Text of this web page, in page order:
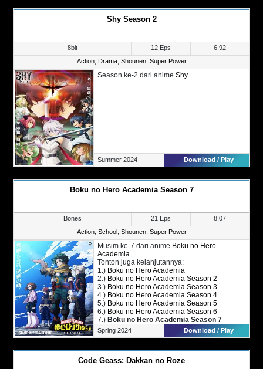
Shy Season 2
8bit 12 Eps
6.92
Action, Drama, Shounen, Super Power
Season ke-2 dari anime Shy.
Summer 2024 Download / Play
Boku no Hero Academia Season 7
Bones 21 Eps
8.07
Action, School Shounen, Super Power
Musim ke-7 dari anime Boku no Hero
Academia.
Tonton juga kelanjutannya:
1.) Boku no Hero Academia
2.) Boku no Hero Academia Season 2
3.) Boku no Hero Academia Season 3
4.) Boku no Hero Academia Season 4
5.) Boku no Hero Academia Season 5
6.) Boku no Hero Academia Season 6
7.) Boku no Hero Academia Season 7
8.)Boku no Hero Academia Season 8
Spring 2024 Download / Play
Code Geass: Dakkan no Roze